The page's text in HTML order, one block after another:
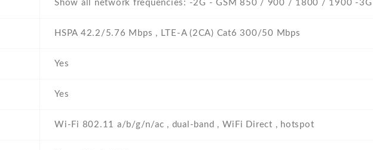
Show all network frequencies: -2G - GSM 850 / 900 / 1800 / 1900 -3G
HSPA 42.2/5.76 Mbps , LTE-A (2CA) Cat6 300/50 Mbps
Yes
Yes
Wi-Fi 802.11 a/b/g/n/ac , dual-band , WiFi Direct , hotspot